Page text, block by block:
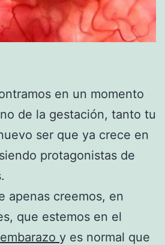
en un momento
de la gestación, tanto tu
ser que ya crece en
protagonistas de
apenas creemos, en
que estemos en el
embarazo y es normal que